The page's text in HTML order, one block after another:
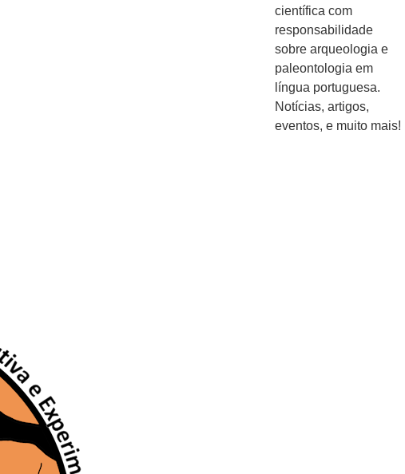
científica com
responsabilidade
sobre arqueologia e
paleontologia em
língua portuguesa.
Notícias, artigos,
eventos, e muito mais!